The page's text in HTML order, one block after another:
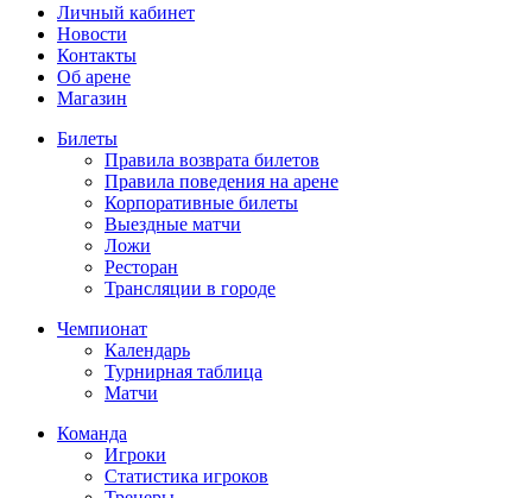
Личный кабинет
Новости
Контакты
Об арене
Магазин
Билеты
Правила возврата билетов
Правила поведения на арене
Корпоративные билеты
Выездные матчи
Ложи
Ресторан
Трансляции в городе
Чемпионат
Календарь
Турнирная таблица
Матчи
Команда
Игроки
Статистика игроков